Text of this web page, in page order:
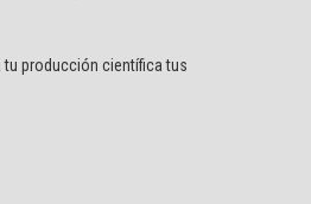
tu producción científica tus